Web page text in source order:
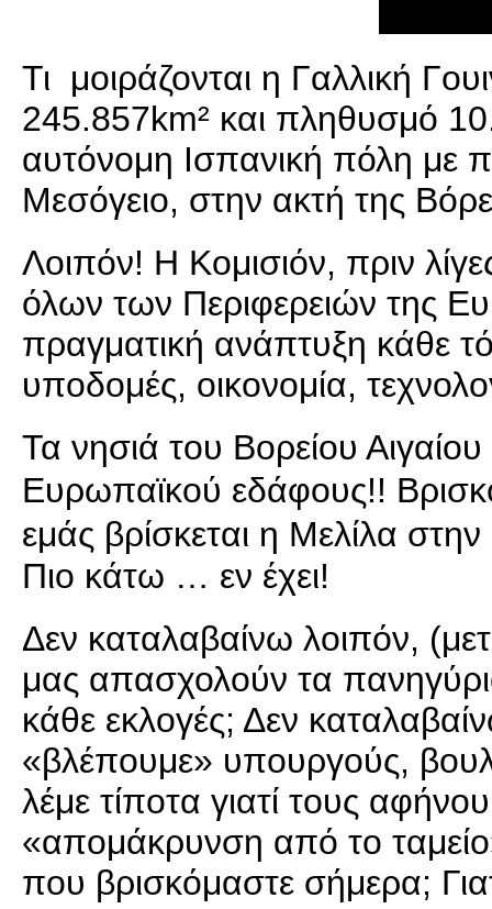
Τι μοιράζονται η Γαλλική
245.857km² και πληθυσμό
αυτόνομη Ισπανική πόλη με
Μεσόγειο, στην ακτή της
Λοιπόν! Η Κομισιόν, πριν
όλων των Περιφερειών της
πραγματική ανάπτυξη κάθε
υποδομές, οικονομία,
Τα νησιά του Βορείου
Ευρωπαϊκού εδάφους!!
εμάς βρίσκεται η Μελίλα
Πιο κάτω … εν έχει!
Δεν καταλαβαίνω λοιπόν,
μας απασχολούν τα
κάθε εκλογές; Δεν
«βλέπουμε» υπουργούς,
λέμε τίποτα γιατί τους
«απομάκρυνση από το
που βρισκόμαστε σήμερα;